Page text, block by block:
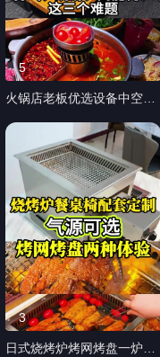
5
火锅店老板优选设备中空上
痛点 商用中空电磁炉火锅桌
✅上抽下吸立体环吸 ✅3000
瓦中空电磁炉+300瓦风机系
统 ✅直径320mm鸳鸯锅嵌
入式防跳汤设计 ✅实木嵌岩
板桌面 ✅无风感用餐｜低能
耗｜解决火锅雾气/跳汤/能
耗三个痛点 火锅店新装、老
店改造、餐饮工程单均可对
接，全套商用餐饮设备一站
式供应！ #火锅桌 #中空电
3
日式烧烤炉烤网烤盘一炉双